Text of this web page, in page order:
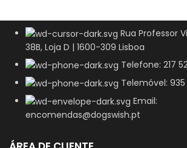
Rua Professor
38B, Loja D | 1600-309 Lisboa
Telefone: 217
Telemóvel:
Email:
encomendas@dogswish.pt